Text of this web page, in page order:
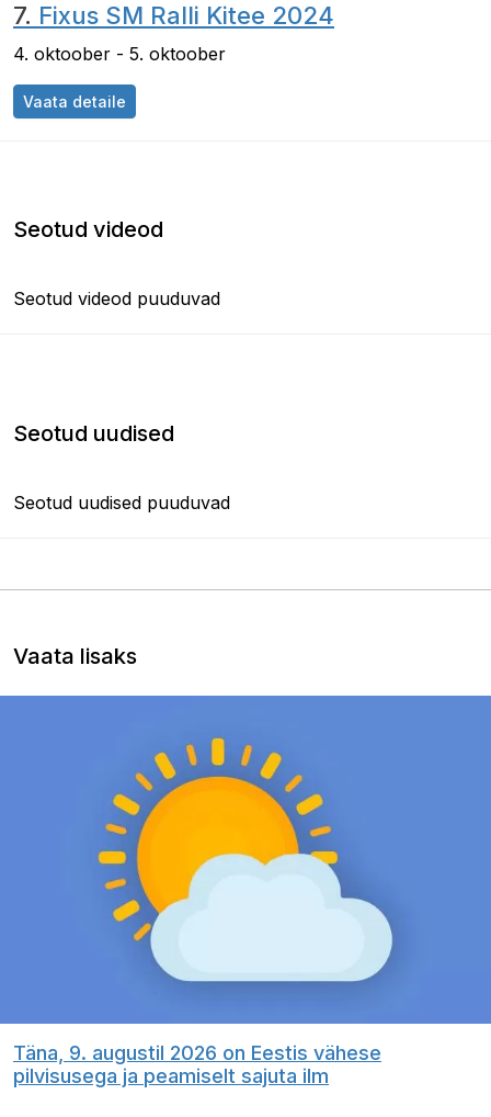
7. Fixus SM Ralli Kitee 2024
4. oktoober - 5. oktoober
Vaata detaile
Seotud videod
Seotud videod puuduvad
Seotud uudised
Seotud uudised puuduvad
Vaata lisaks
Täna, 9. augustil 2026 on Eestis vähese
pilvisusega ja peamiselt sajuta ilm